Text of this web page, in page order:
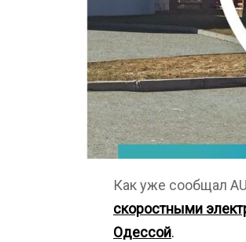
Как уже сообщал
скоростными
Одессой.